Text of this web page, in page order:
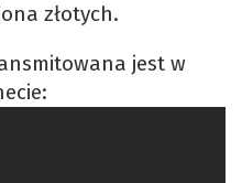
złotych.
jest w